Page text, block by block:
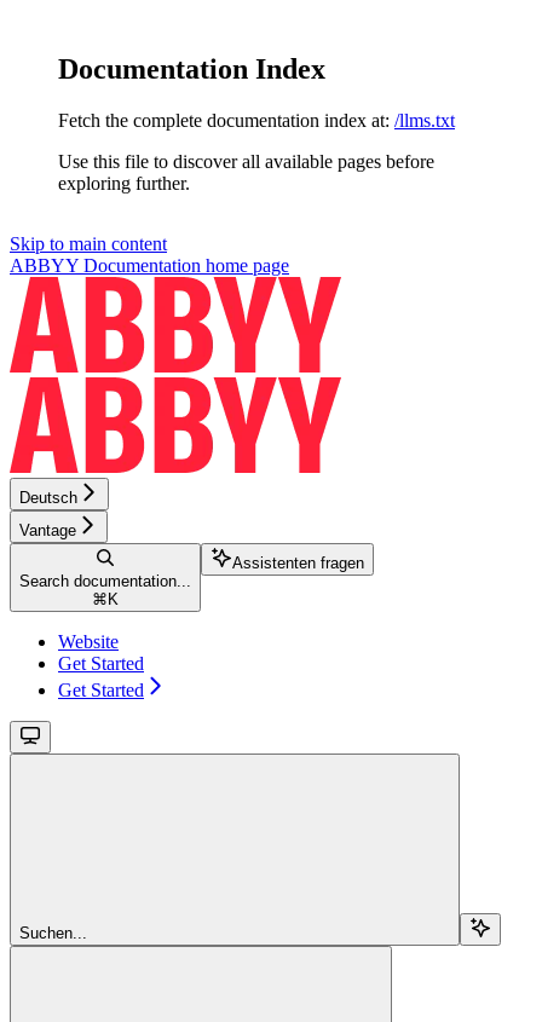
Documentation Index
Fetch the complete documentation index at: /llms.txt
Use this file to discover all available pages before
exploring further.
Skip to main content
ABBYY Documentation home page
Deutsch
Vantage
Search documentation...
⌘ K
Assistenten fragen
Website
Get Started
Get Started
Suchen...